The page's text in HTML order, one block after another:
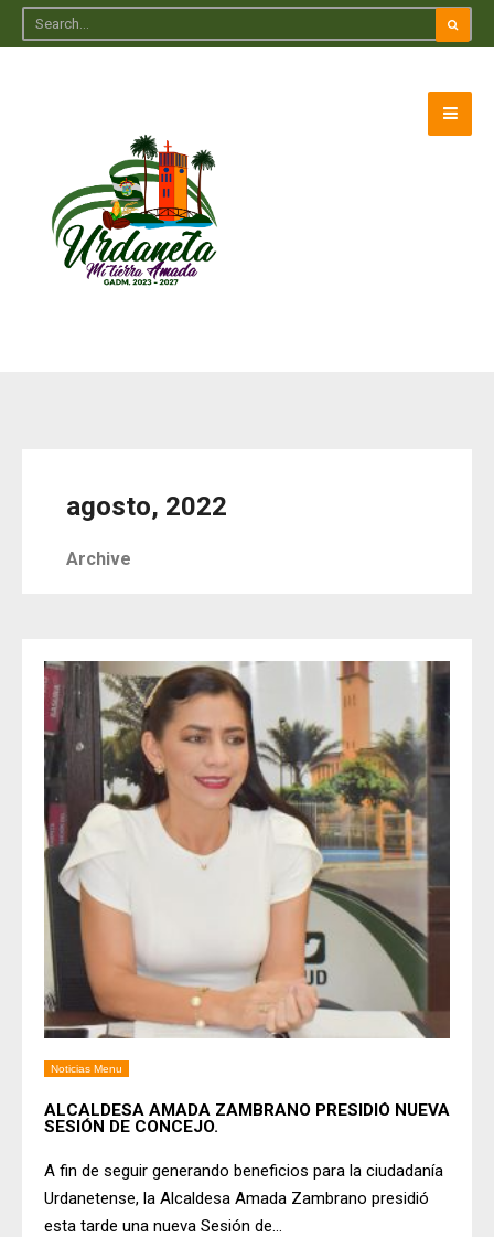
agosto, 2022
Archive
Noticias Menu
ALCALDESA AMADA ZAMBRANO PRESIDIÓ NUEVA
SESIÓN DE CONCEJO.
A fin de seguir generando beneficios para la ciudadanía
Urdanetense, la Alcaldesa Amada Zambrano presidió
esta tarde una nueva Sesión de...